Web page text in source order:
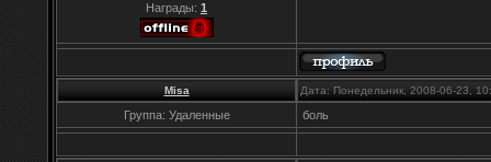
Награды: 1
Misa Дата: Понедельник, 2008-06-23,
Группа: Удаленные боль